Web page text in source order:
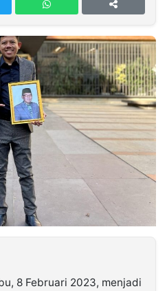
8 Februari 2023, menjadi